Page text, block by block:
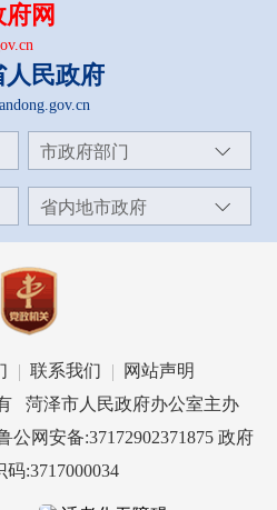
网
人民政府
市政府部门
省内地市政府
联系我们
网站声明
菏泽市人民政府办公室主办
公网安备:37172902371875 政府
码:3717000034